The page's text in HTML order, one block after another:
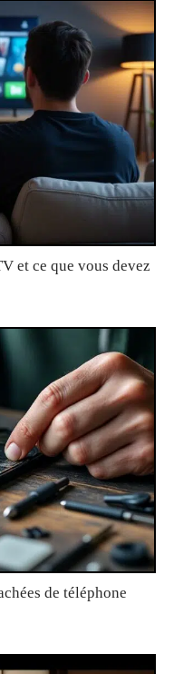
et ce que vous devez
de téléphone